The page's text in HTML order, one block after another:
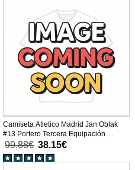
Camiseta Atletico Madrid Jan Oblak
#13 Portero Tercera Equipación
Replica 2025-26 mangas cortas
99.88€ 38.15€